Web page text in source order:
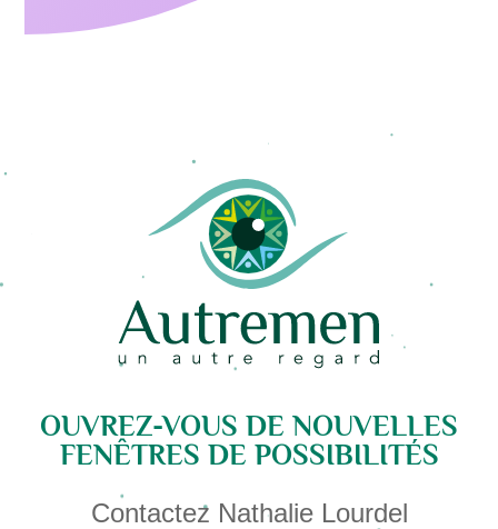
OUVREZ-VOUS DE NOUVELLES
FENÊTRES DE POSSIBILITÉS
Contactez Nathalie Lourdel